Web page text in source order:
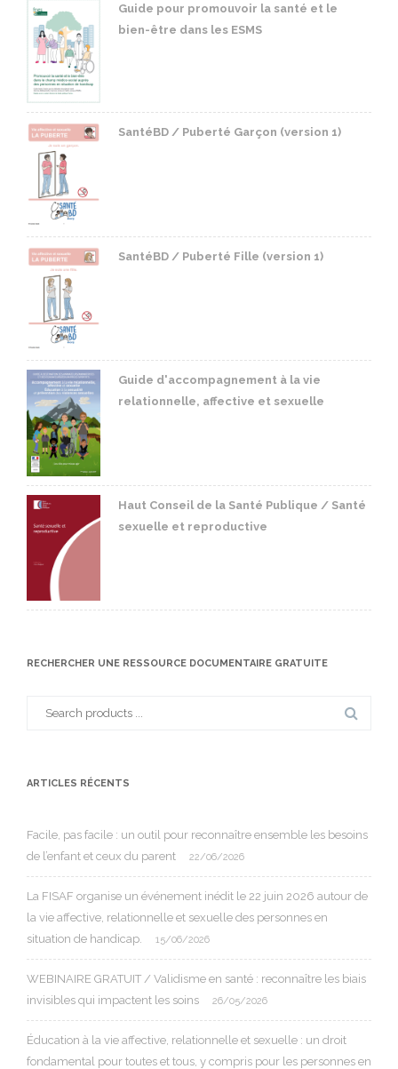
Guide pour promouvoir la santé et le
bien-être dans les ESMS
SantéBD / Puberté Garçon (version 1)
SantéBD / Puberté Fille (version 1)
Guide d'accompagnement à la vie
relationnelle, affective et sexuelle
Haut Conseil de la Santé Publique / Santé
sexuelle et reproductive
RECHERCHER UNE RESSOURCE DOCUMENTAIRE GRATUITE
ARTICLES RÉCENTS
Facile, pas facile : un outil pour reconnaître ensemble les besoins
de l’enfant et ceux du parent
22/06/2026
La FISAF organise un événement inédit le 22 juin 2026 autour de
la vie affective, relationnelle et sexuelle des personnes en
situation de handicap.
15/06/2026
WEBINAIRE GRATUIT / Validisme en santé : reconnaître les biais
invisibles qui impactent les soins
26/05/2026
Éducation à la vie affective, relationnelle et sexuelle : un droit
fondamental pour toutes et tous, y compris pour les personnes en